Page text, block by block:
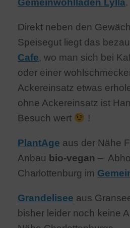
Gemeinwohlladen Lylla.
Direkt neben den
Speisegut liegt das
Cafe, wo man sich bei
oder einer
Ackereinsatz etwas
ohne Ackereinsatz ist
Besuch wert
!
PlantAge aus der Nähe
Anbau bio-vegan –
Charlottenburg im
Grandelisee aus
bisher leider noch keine